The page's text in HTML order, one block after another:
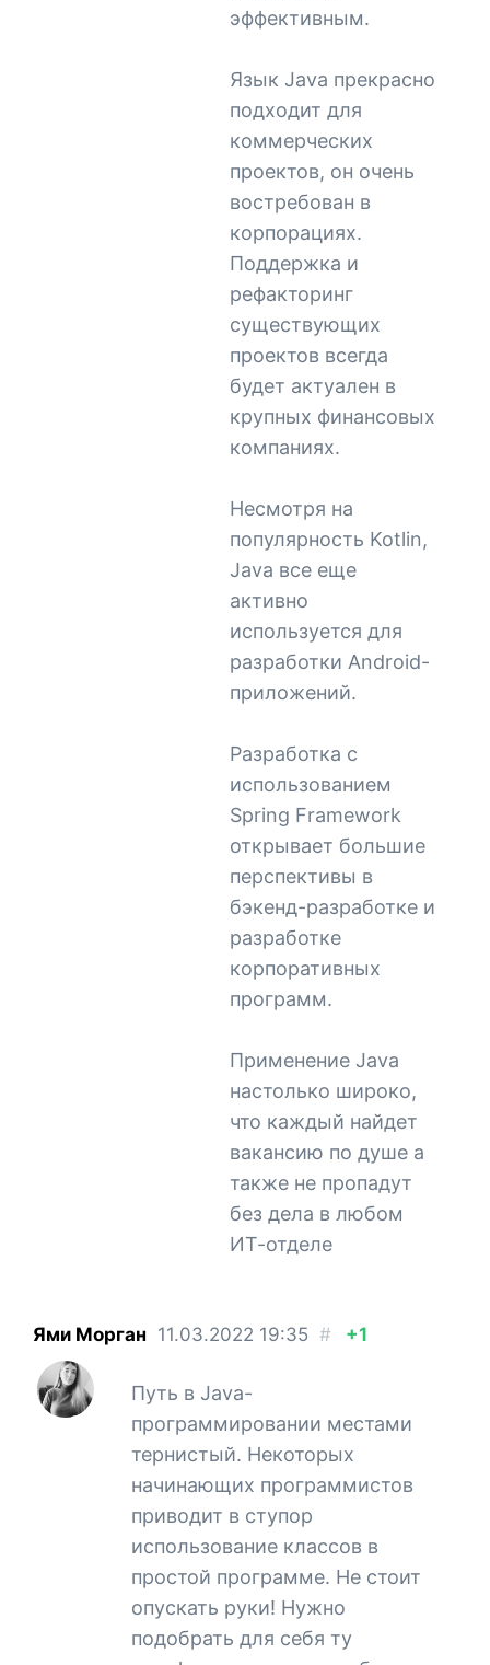
эффективным.
Язык Java прекрасно
подходит для
коммерческих
проектов, он очень
востребован в
корпорациях.
Поддержка и
рефакторинг
существующих
проектов всегда
будет актуален в
крупных финансовых
компаниях.
Несмотря на
популярность Kotlin,
Java все еще
активно
используется для
разработки Android-
приложений.
Разработка с
использованием
Spring Framework
открывает большие
перспективы в
бэкенд-разработке и
разработке
корпоративных
программ.
Применение Java
настолько широко,
что каждый найдет
вакансию по душе а
также не пропадут
без дела в любом
ИТ-отделе
Ями Морган 11.03.2022 19:35 # +1
Путь в Java-
программировании местами
тернистый. Некоторых
начинающих программистов
приводит в ступор
использование классов в
простой программе. Не стоит
опускать руки! Нужно
подобрать для себя ту